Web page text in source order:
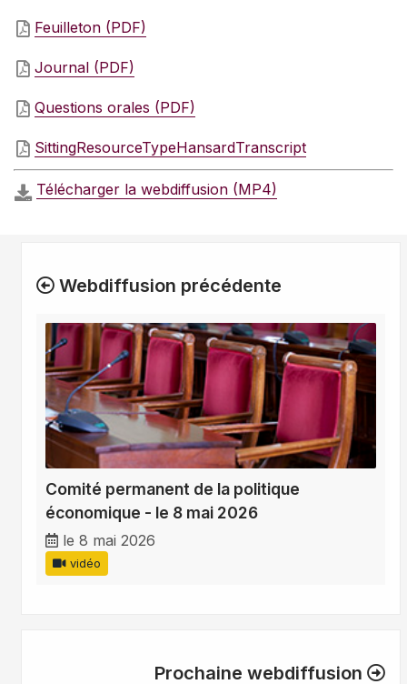
Feuilleton (PDF)
Journal (PDF)
Questions orales (PDF)
SittingResourceTypeHansardTranscript
Télécharger la webdiffusion (MP4)
Webdiffusion précédente
Comité permanent de la politique
économique - le 8 mai 2026
le 8 mai 2026
vidéo
Prochaine webdiffusion